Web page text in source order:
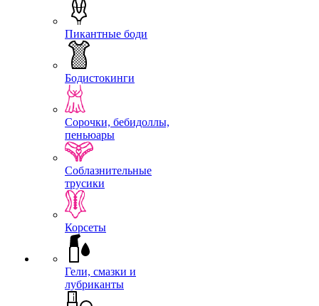
Пикантные боди
Бодистокинги
Сорочки, бебидоллы,
пеньюары
Соблазнительные
трусики
Корсеты
Гели, смазки и
лубриканты